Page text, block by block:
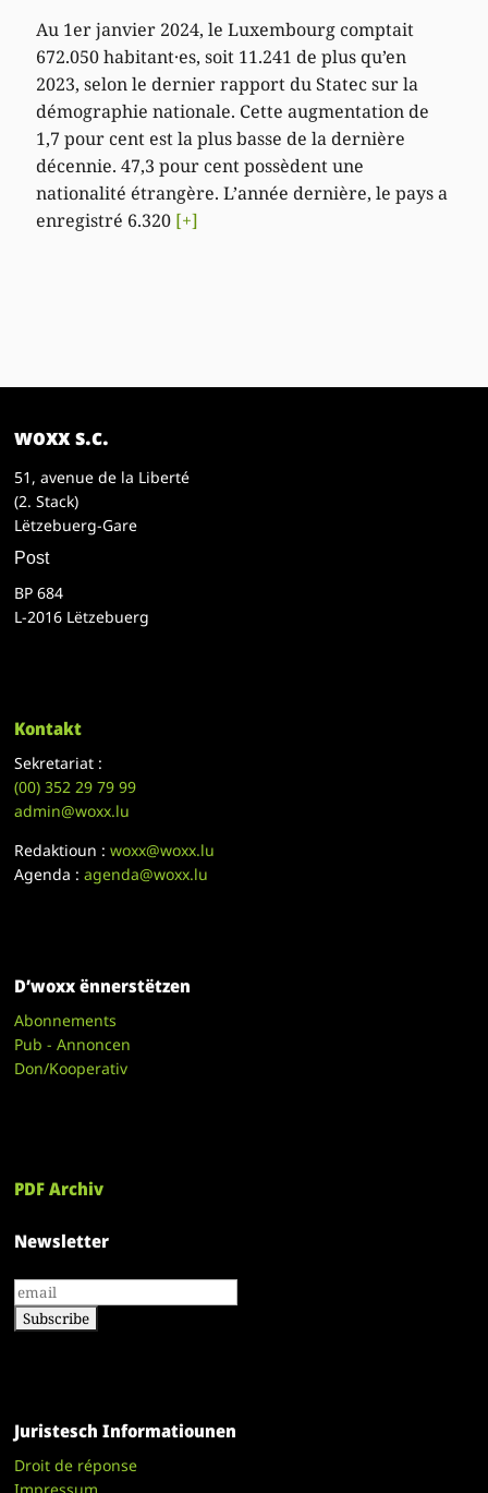
Au 1er janvier 2024, le Luxembourg comptait
672.050 habitant·es, soit 11.241 de plus qu’en
2023, selon le dernier rapport du Statec sur la
démographie nationale. Cette augmentation de
1,7 pour cent est la plus basse de la dernière
décennie. 47,3 pour cent possèdent une
nationalité étrangère. L’année dernière, le pays a
enregistré 6.320 [+]
woxx s.c.
51, avenue de la Liberté
(2. Stack)
Lëtzebuerg-Gare
Post
BP 684
L-2016 Lëtzebuerg
Kontakt
Sekretariat :
(00)352 29 79 99
admin@woxx.lu
Redaktioun :woxx@woxx.lu
Agenda :agenda@woxx.lu
D’woxx ënnerstëtzen
Abonnements
Pub - Annoncen
Don/Kooperativ
PDF Archiv
Newsletter
Juristesch Informatiounen
Droit de réponse
Impressum